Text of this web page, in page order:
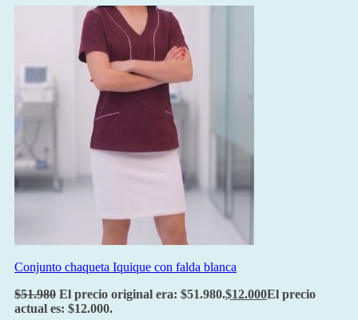
Conjunto chaqueta Iquique con falda blanca
$51.980 El precio original era: $51.980.$12.000El precio
actual es: $12.000.